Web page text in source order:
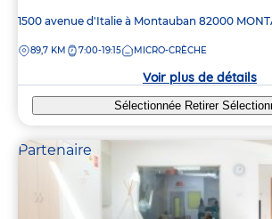
Adresse
la
1500 avenue d'Italie à Montauban 82000
DISTANCE
89,7 KM 7:00-19:15 MICRO-CRÈCHE
Voir plus de détails
Sélectionnée Retirer
Partenaire